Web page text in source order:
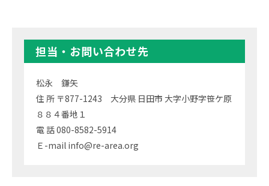
担当・お問い合わせ先
松永 鎌矢
住 所 〒877-1243 大分県 日田市 大字小野字笹ケ原
８８４番地１
電 話 080-8582-5914
Ｅ-mail info@re-area.org